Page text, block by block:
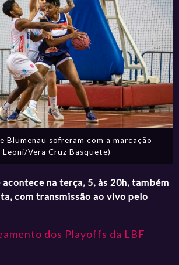
Blumenau sofreram com a marcação
Vera Cruz Basquete)
na terça, 5, às 20h, também
com transmissão ao vivo pelo
dos Playoffs da LBF